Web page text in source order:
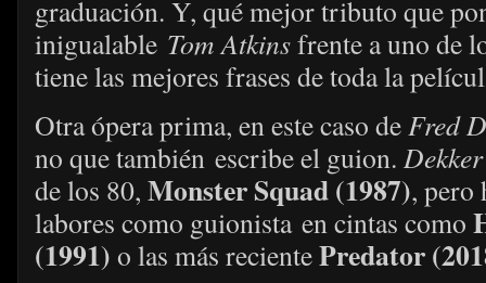
graduación. Y, qué mejor tributo que
inigualable Tom Atkinsfrente a uno de
tiene las mejores frases de toda la
Otra ópera prima, en este caso deFred
no que también escribe el guion.
de los 80, Monster Squad (1987), pero
labores como guionista en cintas como
(1991) o las más recientePredator